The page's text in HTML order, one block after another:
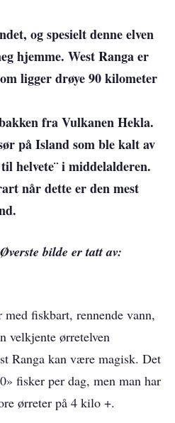
og spesielt denne elven
hjemme. West Ranga er
ligger drøye 90 kilometer
fra Vulkanen Hekla.
på Island som ble kalt av
helvete¨ i middelalderen.
når dette er den mest
bilde er tatt av:
fiskbart, rennende vann,
velkjente ørretelven
Ranga kan være magisk. Det
fisker per dag, men man har
ørreter på 4 kilo +.